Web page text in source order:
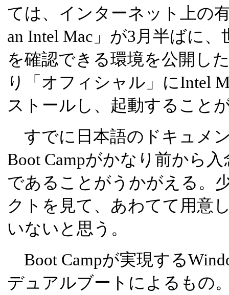
ては、インターネット上の
an Intel Mac」が3月半ばに
を確認できる環境を公開し
り「オフィシャル」にIntel
ストールし、起動すること
すでに日本語のドキュメ
Boot Campがかなり前から
であることがうかがえる。
クトを見て、あわてて用意
いないと思う。
Boot Campが実現する
デュアルブートによるもの